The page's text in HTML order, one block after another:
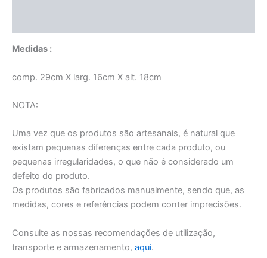
Medidas :
comp. 29cm X larg. 16cm X alt. 18cm
NOTA:
Uma vez que os produtos são artesanais, é natural que
existam pequenas diferenças entre cada produto, ou
pequenas irregularidades, o que não é considerado um
defeito do produto.
Os produtos são fabricados manualmente, sendo que, as
medidas, cores e referências podem conter imprecisões.
Consulte as nossas recomendações de utilização,
transporte e armazenamento, aqui.